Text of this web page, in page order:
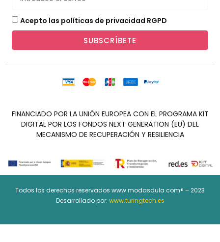
Acepto las políticas de privacidad RGPD
SUBSCRÍBETE
FINANCIADO POR LA UNIÓN EUROPEA CON EL PROGRAMA KIT
DIGITAL POR LOS FONDOS NEXT GENERATION (EU) DEL
MECANISMO DE RECUPERACIÓN Y RESILIENCIA
Todos los derechos reservados www.modasdula.com® – 2023
Desarrollado por: www.turingtech.es